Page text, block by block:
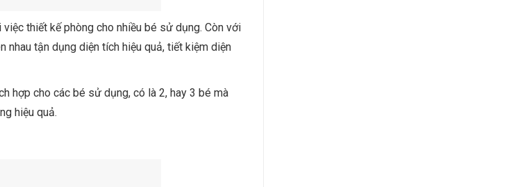
thiết kế phòng cho nhiều bé sử dụng. Còn với
tận dụng diện tích hiệu quả, tiết kiệm diện
hợp cho các bé sử dụng, có là 2, hay 3 bé mà
hiệu quả.